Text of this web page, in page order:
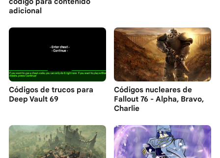
adicional
Códigos de trucos para
Deep Vault 69
Códigos nucleares de
Fallout 76 - Alpha, Bravo,
Charlie